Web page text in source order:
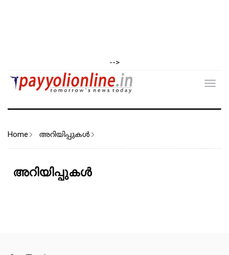
-->
Home അറിയിപ്പുകള്‍
അറിയിപ്പുകള്‍